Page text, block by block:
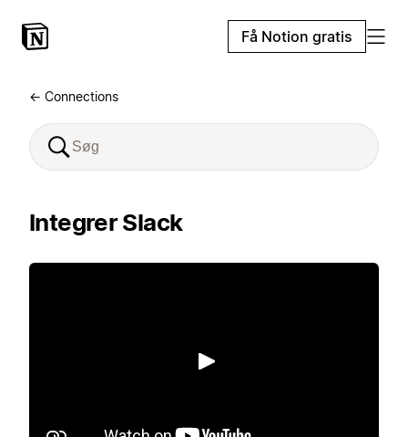
Få Notion gratis
← Connections
Integrer Slack
Afspil